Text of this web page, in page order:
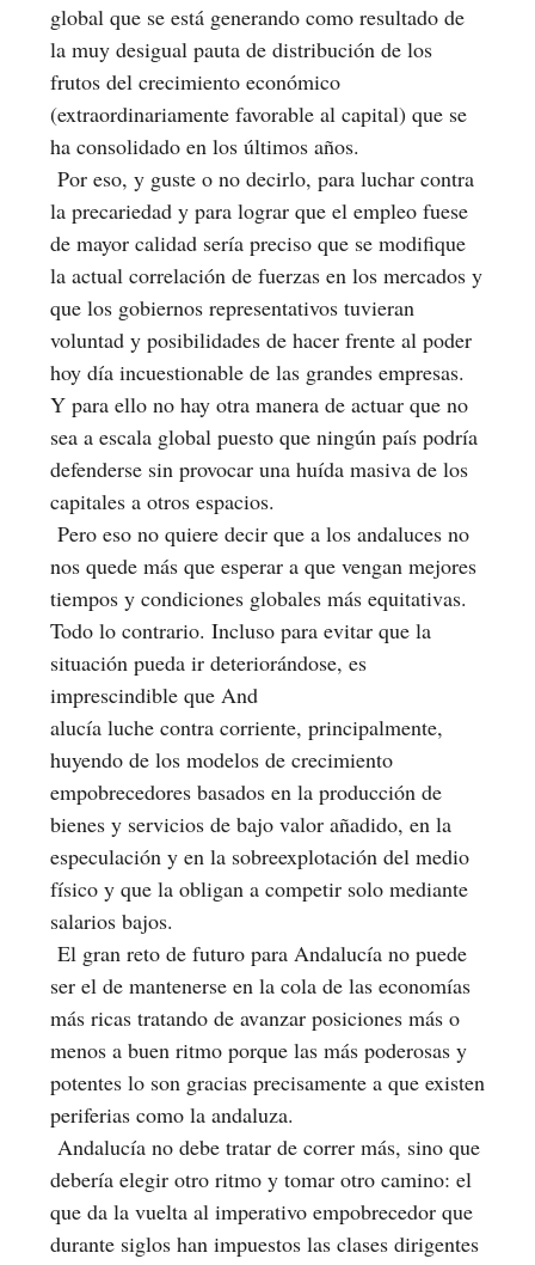
global que se está generando como resultado de
la muy desigual pauta de distribución de los
frutos del crecimiento económico
(extraordinariamente favorable al capital) que se
ha consolidado en los últimos años.
Por eso, y guste o no decirlo, para luchar contra
la precariedad y para lograr que el empleo fuese
de mayor calidad sería preciso que se modifique
la actual correlación de fuerzas en los mercados y
que los gobiernos representativos tuvieran
voluntad y posibilidades de hacer frente al poder
hoy día incuestionable de las grandes empresas.
Y para ello no hay otra manera de actuar que no
sea a escala global puesto que ningún país podría
defenderse sin provocar una huída masiva de los
capitales a otros espacios.
Pero eso no quiere decir que a los andaluces no
nos quede más que esperar a que vengan mejores
tiempos y condiciones globales más equitativas.
Todo lo contrario. Incluso para evitar que la
situación pueda ir deteriorándose, es
imprescindible que And
alucía luche contra corriente, principalmente,
huyendo de los modelos de crecimiento
empobrecedores basados en la producción de
bienes y servicios de bajo valor añadido, en la
especulación y en la sobreexplotación del medio
físico y que la obligan a competir solo mediante
salarios bajos.
El gran reto de futuro para Andalucía no puede
ser el de mantenerse en la cola de las economías
más ricas tratando de avanzar posiciones más o
menos a buen ritmo porque las más poderosas y
potentes lo son gracias precisamente a que existen
periferias como la andaluza.
Andalucía no debe tratar de correr más, sino que
debería elegir otro ritmo y tomar otro camino: el
que da la vuelta al imperativo empobrecedor que
durante siglos han impuestos las clases dirigentes